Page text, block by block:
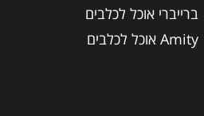
ברייברי אוכל לכלבים
Amity אוכל לכלבים